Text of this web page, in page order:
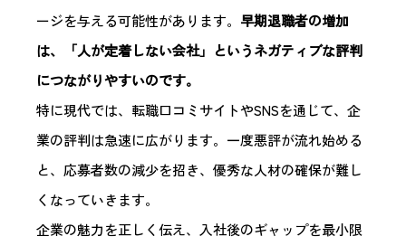
ージを与える可能性があります。 早期退職者の増加
は、「人が定着しない会社」というネガティブな評判
につながりやすいのです。
特に現代では、転職口コミサイトやSNSを通じて、企
業の評判は急速に広がります。一度悪評が流れ始める
と、応募者数の減少を招き、優秀な人材の確保が難し
くなっていきます。
企業の魅力を正しく伝え、入社後のギャップを最小限